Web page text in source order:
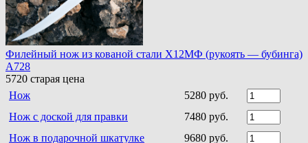
Филейный нож из кованой стали Х12МФ (рукоять — бубинга)
A728
5720 старая цена
Нож
5280 руб.
Нож с доской для правки
7480 руб.
Нож в подарочной шкатулке
9680 руб.